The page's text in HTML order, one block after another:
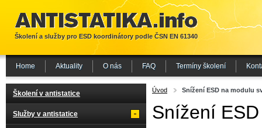
Úvod Snížení ESD na modulu
Snížení
Školení v antistatice
Služby v antistatice
Školení a služby pro ESD koordinátory podle ČSN EN 61340
Home Aktuality O nás FAQ Termíny školení